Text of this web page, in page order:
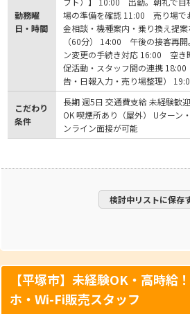
勤務曜
日・時間
場の準備を確認 11:00 売り場で
金相談・機種案内・乗り換え提
（60分） 14:00 午後の接客再
ン変更の手続き対応 16:00 空き
促活動・スタッフ間の連携
告・日報入力・売り場整理）
こだわり
条件
長期 週5日 交通費支給 未経験歓
OK 喫煙所あり（屋外） Uターン
ンライン面接が可能
検討中リストに保存
【平塚市】未経験OK・高時給
ホ・Wi-Fi販売スタッフ